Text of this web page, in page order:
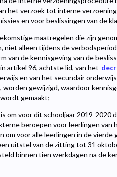
het verzoek tot interne
en voor beslissingen van de
maatregelen die zijn
alleen tijdens de
van de kennisgeving van de
artikel 96, achtste lid, van het
en van het secundair
worden gewijzigd, waardoor
gemaakt;
om voor dit schooljaar 2019-2020
beroepen voor leerlingen van
om voor alle leerlingen in de vierde
uitstel van de zitting tot 31
binnen tien werkdagen na de